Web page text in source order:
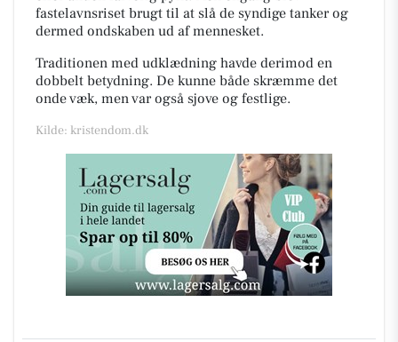
fastelavnsriset brugt til at slå de syndige tanker og
dermed ondskaben ud af mennesket.
Traditionen med udklædning havde derimod en
dobbelt betydning. De kunne både skræmme det
onde væk, men var også sjove og festlige.
Kilde: kristendom.dk